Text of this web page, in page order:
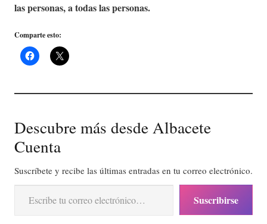
las personas, a todas las personas.
Comparte esto:
Descubre más desde Albacete
Cuenta
Suscríbete y recibe las últimas entradas en tu correo electrónico.
Escribe tu correo electrónico…
Suscribirse